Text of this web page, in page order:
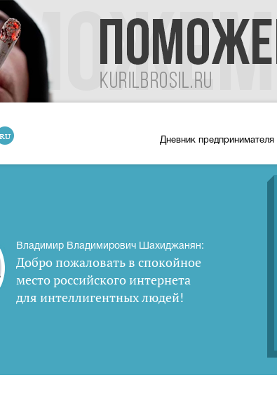
Дневник предпринимателя
Владимир Владимирович Шахиджанян:
Добро пожаловать в спокойное
место российского интернета
для интеллигентных людей!